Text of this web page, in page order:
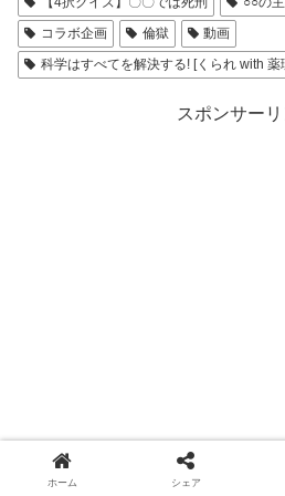
コラボ企画
倫獄
動画
科学はすべてを解決する! [くられ with 薬
スポンサーリ
ホーム シェア